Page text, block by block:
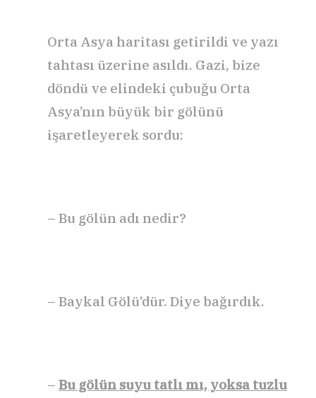
Orta Asya haritası getirildi ve yazı
tahtası üzerine asıldı. Gazi, bize
döndü ve elindeki çubuğu Orta
Asya’nın büyük bir gölünü
işaretleyerek sordu:
– Bu gölün adı nedir?
– Baykal Gölü’dür. Diye bağırdık.
– Bu gölün suyu tatlı mı, yoksa tuzlu